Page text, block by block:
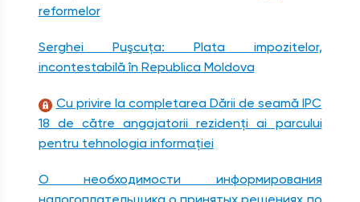
reformelor
Serghei Puşcuţa: Plata impozitelor,
incontestabilă în Republica Moldova
Cu privire la completarea Dării de seamă IPC
18 de către angajatorii rezidenţi ai parcului
pentru tehnologia informaţiei
О необходимости информирования